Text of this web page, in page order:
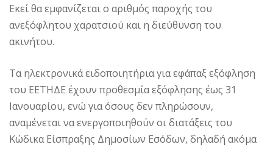
Εκεί θα εμφανίζεται ο αριθμός παροχής του
ανεξόφλητου χαρατσιού και η διεύθυνση του
ακινήτου.
Τα ηλεκτρονικά ειδοποιητήρια για εφάπαξ εξόφληση
του ΕΕΤΗΔΕ έχουν προθεσμία εξόφλησης έως 31
Ιανουαρίου, ενώ για όσους δεν πληρώσουν,
αναμένεται να ενεργοποιηθούν οι διατάξεις του
Κώδικα Είσπραξης Δημοσίων Εσόδων, δηλαδή ακόμα